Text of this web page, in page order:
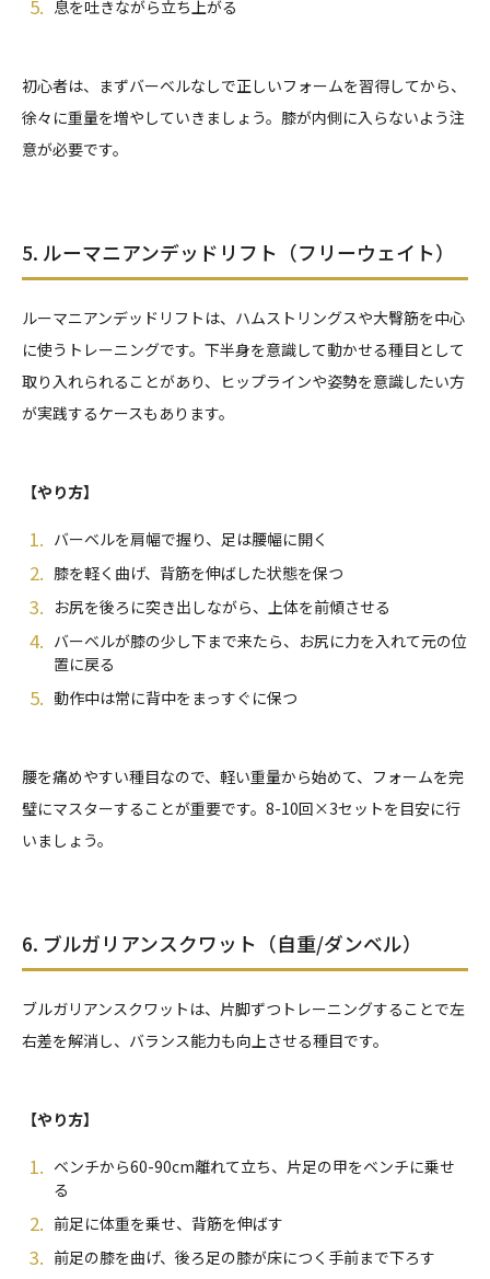
息を吐きながら立ち上がる
初心者は、まずバーベルなしで正しいフォームを習得してから、
徐々に重量を増やしていきましょう。膝が内側に入らないよう注
意が必要です。
5. ルーマニアンデッドリフト（フリーウェイト）
ルーマニアンデッドリフトは、ハムストリングスや大臀筋を中心
に使うトレーニングです。下半身を意識して動かせる種目として
取り入れられることがあり、ヒップラインや姿勢を意識したい方
が実践するケースもあります。
【やり方】
バーベルを肩幅で握り、足は腰幅に開く
膝を軽く曲げ、背筋を伸ばした状態を保つ
お尻を後ろに突き出しながら、上体を前傾させる
バーベルが膝の少し下まで来たら、お尻に力を入れて元の位
置に戻る
動作中は常に背中をまっすぐに保つ
腰を痛めやすい種目なので、軽い重量から始めて、フォームを完
璧にマスターすることが重要です。8-10回×3セットを目安に行
いましょう。
6. ブルガリアンスクワット（自重/ダンベル）
ブルガリアンスクワットは、片脚ずつトレーニングすることで左
右差を解消し、バランス能力も向上させる種目です。
【やり方】
ベンチから60-90cm離れて立ち、片足の甲をベンチに乗せ
る
前足に体重を乗せ、背筋を伸ばす
前足の膝を曲げ、後ろ足の膝が床につく手前まで下ろす